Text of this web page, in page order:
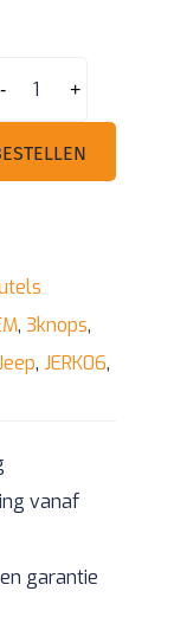
- +
, 3knops,
, JERK06,
vanaf
garantie